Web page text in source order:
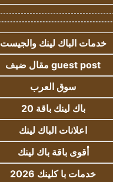
خدمات الباك لينك والجيست
guest post مقال ضيف
سوق العرب
باك لينك باقة 20
اعلانات الباك لينك
أقوى باقة باك لينك
خدمات با كلينك 2026